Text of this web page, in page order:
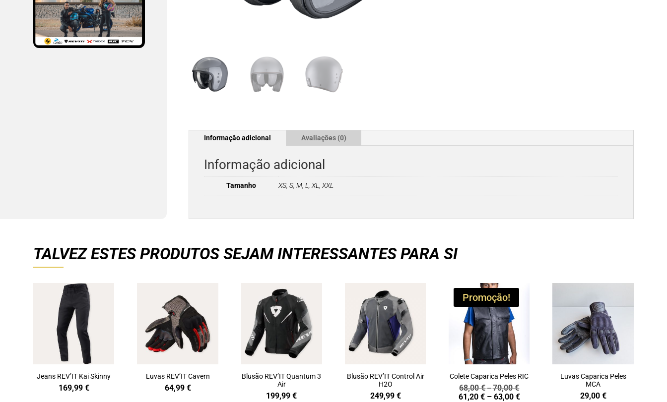
Informação adicional Avaliações (0)
Informação adicional
Tamanho XS, S, M, L, XL, XXL
TALVEZ ESTES PRODUTOS SEJAM INTERESSANTES PARA SI
Jeans REV’IT Kai Skinny
169,99 €
Luvas REV’IT Cavern
64,99 €
Blusão REV’IT Quantum 3
Air
199,99€
Blusão REV’IT Control Air
H2O
249,99 €
Promoção!
Colete Caparica Peles RIC
68,00€–70,00€Price
range:
61,20 € – 63,00 €Price
Luvas Caparica Peles
MCA
29,00 €